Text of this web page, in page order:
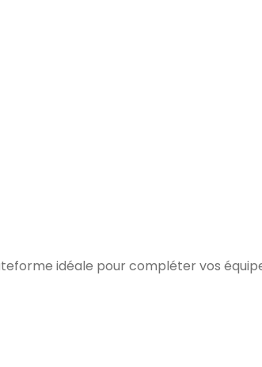
idéale pour compléter vos